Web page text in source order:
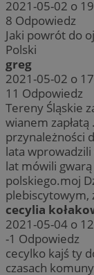
2021-05-02 o
8 Odpowiedz
Jaki powrót do
Polski
greg
2021-05-02 o
11 Odpowiedz
Tereny Śląskie
wianem
przynależności
lata wprowadzili
lat mówili
polskiego.moj
plebiscytowym,
cecylia
2021-05-04 o
-1 Odpowiedz
cecylko kajś ty
czasach